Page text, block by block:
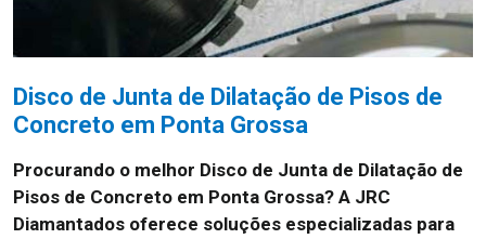
Disco de Junta de Dilatação de Pisos de
Concreto em Ponta Grossa
Procurando o melhor Disco de Junta de Dilatação de
Pisos de Concreto em Ponta Grossa? A JRC
Diamantados oferece soluções especializadas para